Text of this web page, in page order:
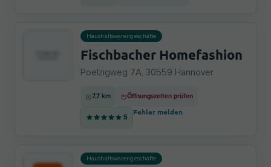
Haushaltswarengeschäfte
Fischbacher Homefashion
Poelzigweg 7A, 30559 Hannover
7,7 km Öffnungszeiten prüfen
5
Fehler melden
Haushaltswarengeschäfte